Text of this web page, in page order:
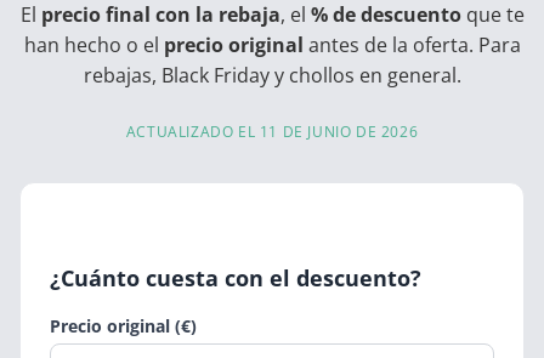
El precio final con la rebaja, el % de descuentoque te
han hecho o el precio original antes de la oferta. Para
rebajas, Black Friday y chollos en general.
ACTUALIZADO EL 11 DE JUNIO DE 2026
¿Cuánto cuesta con el descuento?
Precio original (€)